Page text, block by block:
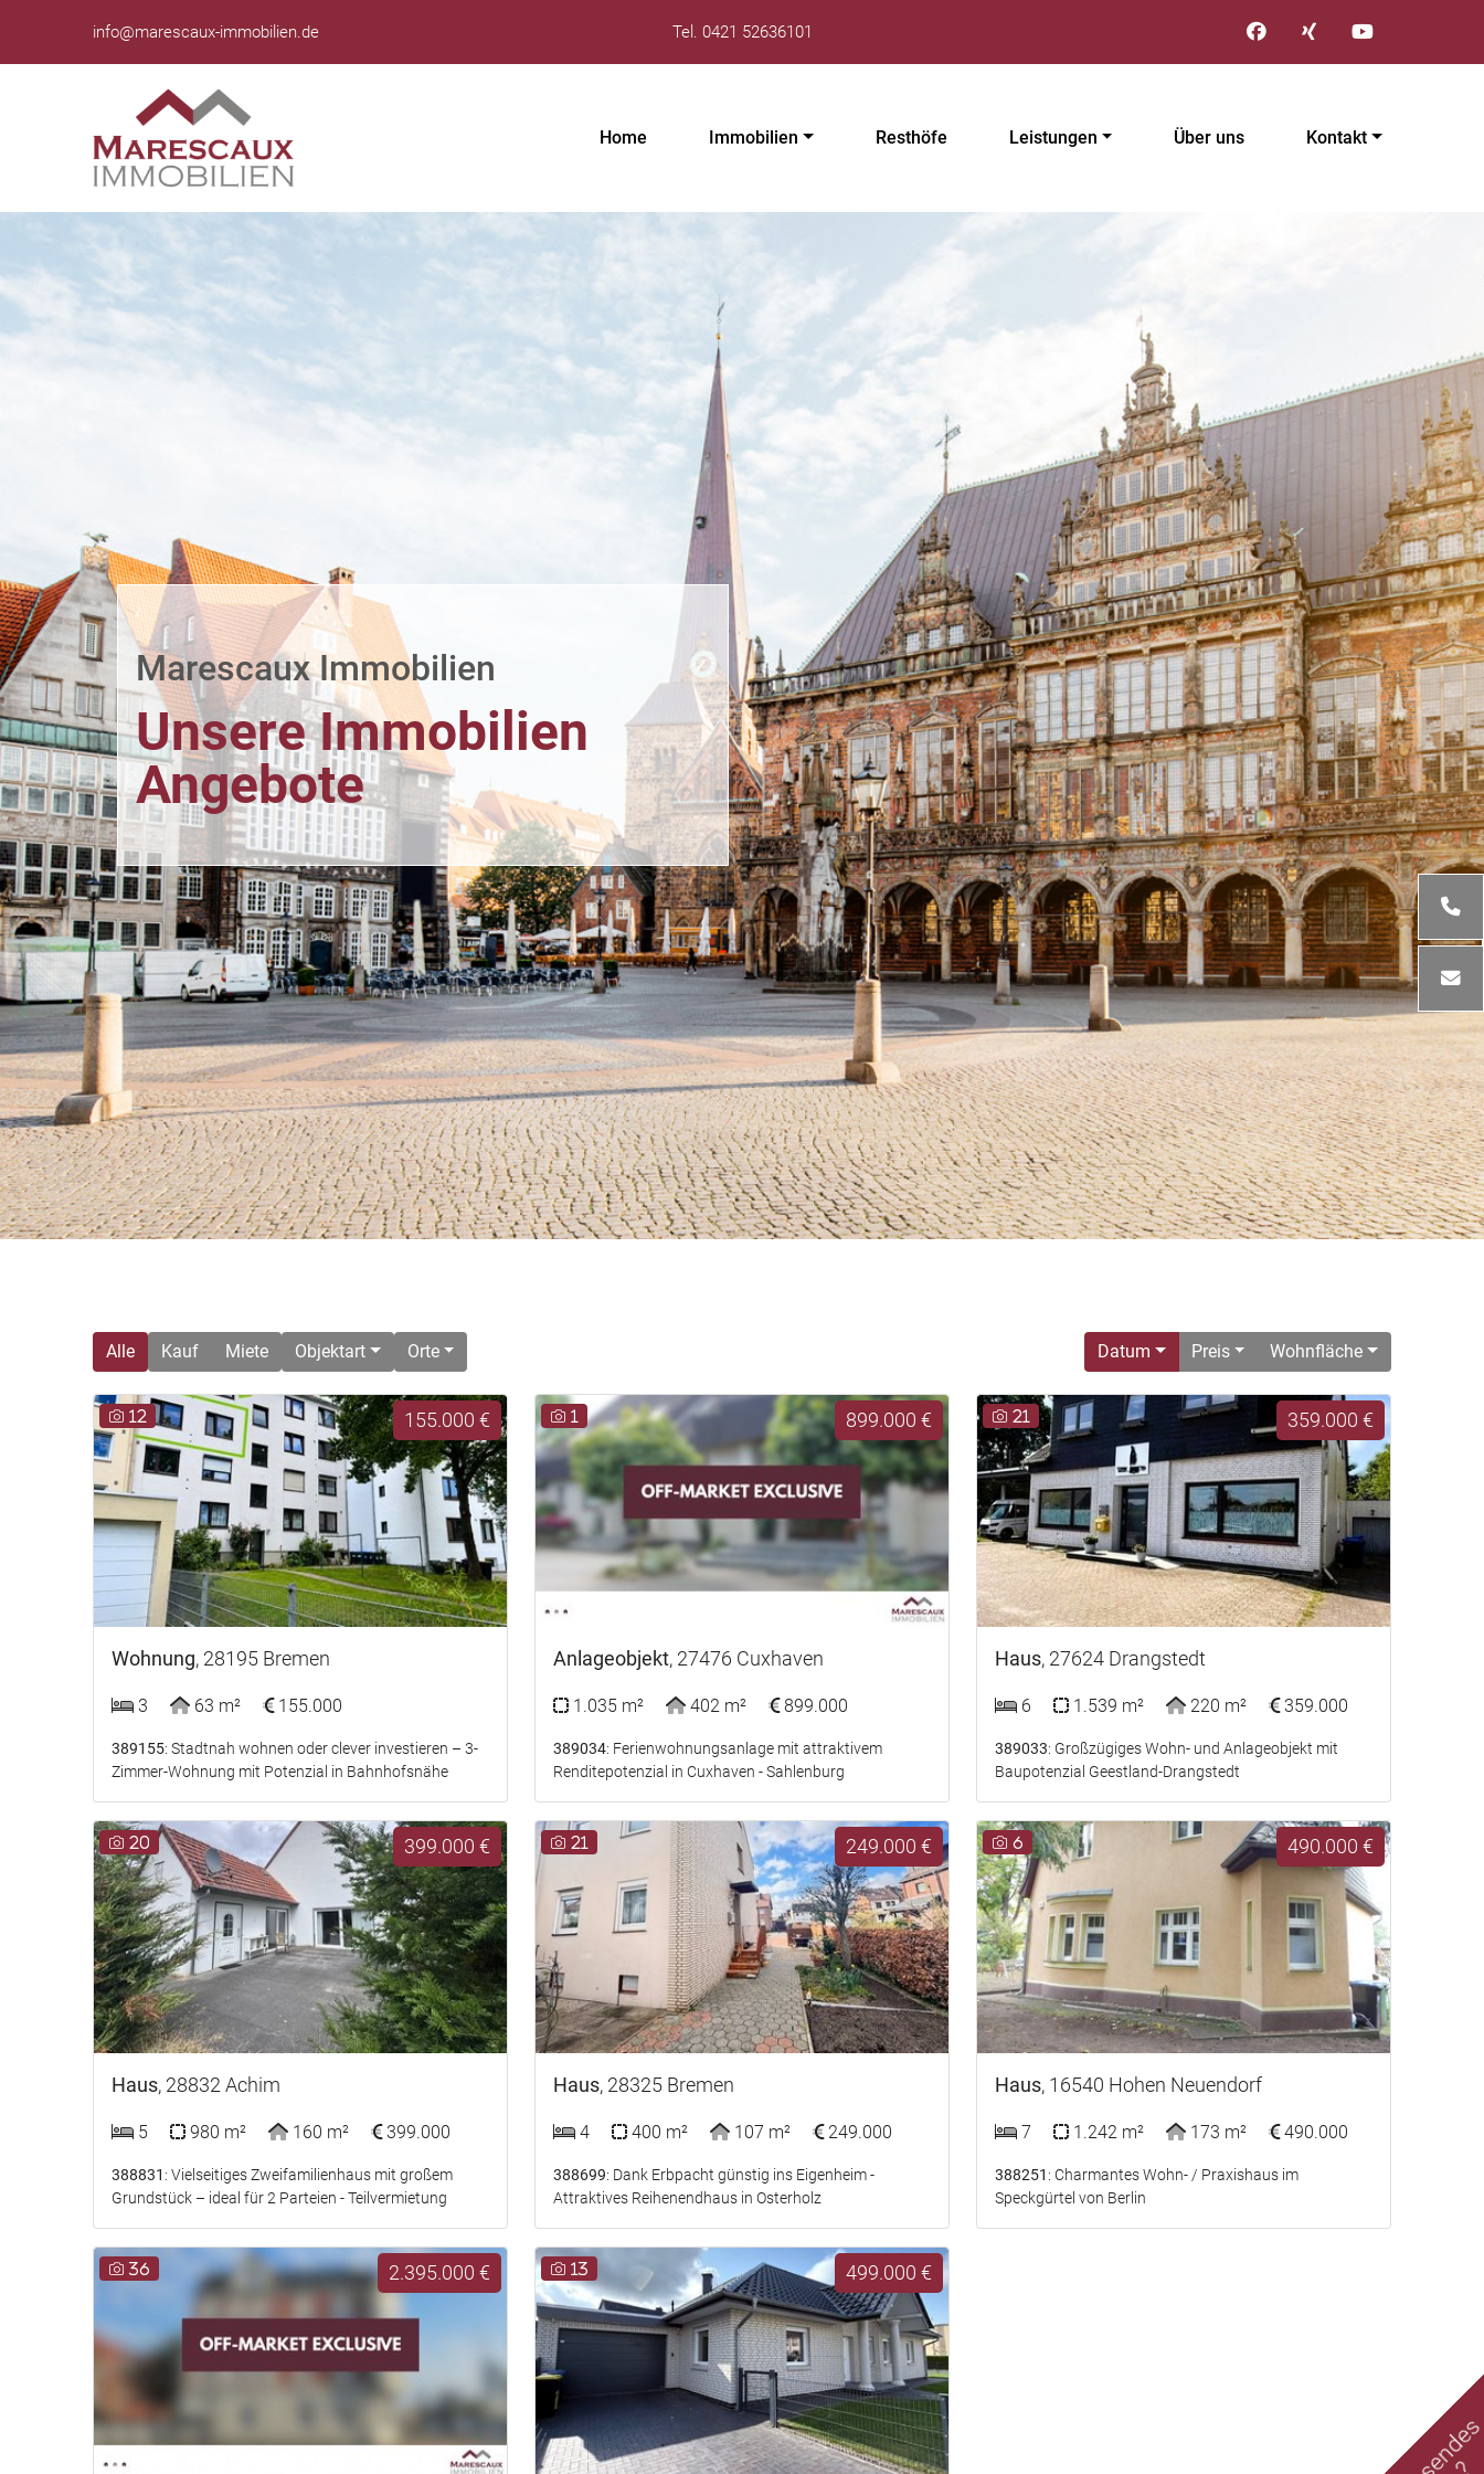
info@marescaux-immobilien.de Tel. 0421 52636101
Home Immobilien Resthöfe Leistungen Über uns Kontakt
Marescaux Immobilien
Unsere Immobilien
Angebote
Alle Kauf Miete Objektart Orte Datum Preis Wohnfläche
12 155.000 €
Wohnung, 28195 Bremen
3 63 m² 155.000
389155: Stadtnah wohnen oder clever investieren – 3-
Zimmer-Wohnung mit Potenzial in Bahnhofsnähe
1 899.000 €
Anlageobjekt, 27476 Cuxhaven
1.035 m² 402 m² 899.000
389034: Ferienwohnungsanlage mit attraktivem
Renditepotenzial in Cuxhaven - Sahlenburg
21 359.000 €
Haus, 27624 Drangstedt
6 1.539 m² 220 m² 359.000
389033: Großzügiges Wohn- und Anlageobjekt mit
Baupotenzial Geestland-Drangstedt
20 399.000 €
Haus, 28832 Achim
5 980 m² 160 m² 399.000
388831 : Vielseitiges Zweifamilienhaus mit großem
Grundstück – ideal für 2 Parteien - Teilvermietung
21 249.000 €
Haus, 28325 Bremen
4 400 m² 107 m² 249.000
388699: Dank Erbpacht günstig ins Eigenheim -
Attraktives Reihenendhaus in Osterholz
6 490.000 €
Haus, 16540 Hohen Neuendorf
7 1.242 m² 173 m² 490.000
388251 : Charmantes Wohn- / Praxishaus im
Speckgürtel von Berlin
36 2.395.000 € 13 499.000 €